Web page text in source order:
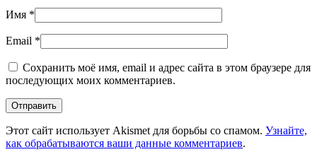
Имя *
Email *
Сохранить моё имя, email и адрес сайта в этом браузере для
последующих моих комментариев.
Этот сайт использует Akismet для борьбы со спамом. Узнайте,
как обрабатываются ваши данные комментариев.